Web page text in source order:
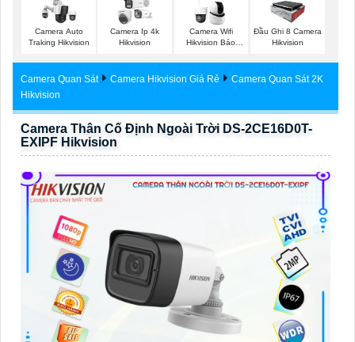
Camera Auto
Traking Hikvision
Camera Ip 4k
Hikvision
Camera Wifi
Hikvision Báo
Đầu Ghi 8 Camera
Hikvision
Camera Quan Sát Camera Hikvision Giá Rẻ
Camera Quan Sát 2K
Hikvision
Camera Thân Cố Định Ngoài Trời DS-2CE16D0T-
EXIPF Hikvision